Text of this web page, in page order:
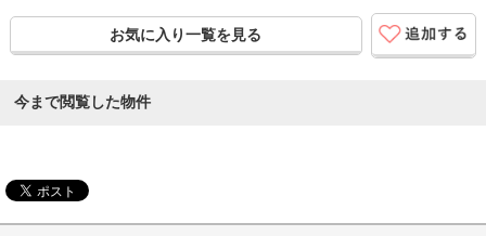
お気に入り一覧を見る
今まで閲覧した物件